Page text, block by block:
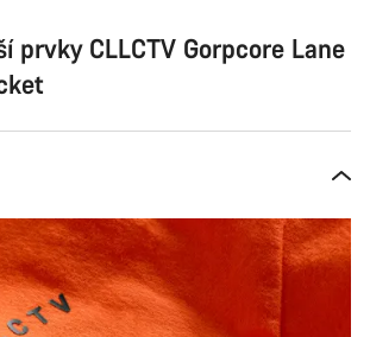
prvky CLLCTV Gorpcore Lane